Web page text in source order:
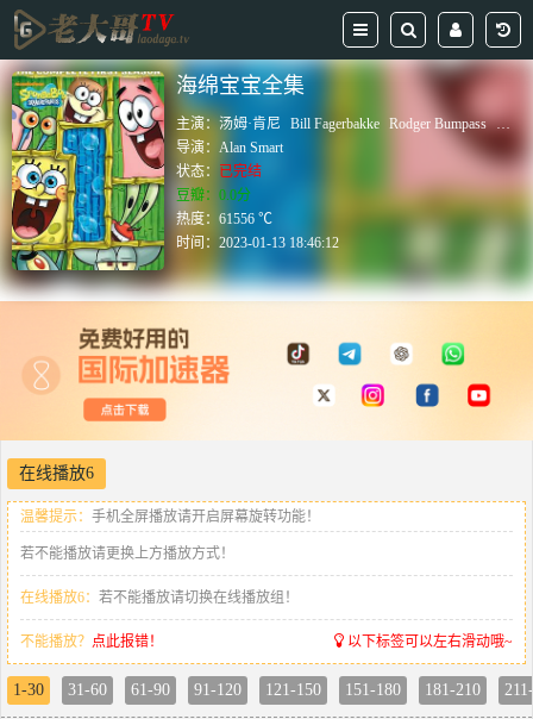
海绵宝宝全集
主演：汤姆·肯尼 Bill Fagerbakke Rodger Bumpass 克兰
导演：Alan Smart
状态： 已完结
豆瓣：0.0分
热度：61556 ℃
时间：2023-01-13 18:46:12
在线播放6
温馨提示： 手机全屏播放请开启屏幕旋转功能！
若不能播放请更换上方播放方式！
在线播放6： 若不能播放请切换在线播放组！
不能播放？ 点此报错！ 以下标签可以左右滑动哦~
1-30 31-60 61-90 91-120 121-150 151-180 181-210